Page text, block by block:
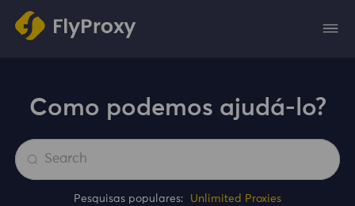
Como podemos ajudá-lo?
Pesquisas populares: Unlimited Proxies